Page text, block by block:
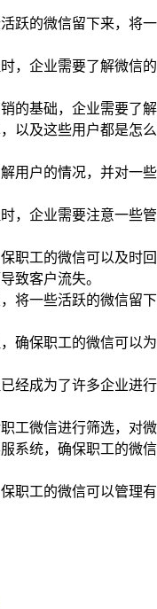
跃的微信留下来，将一
，企业需要了解微信的
的基础，企业需要了解
以及这些用户都是怎么
用户的情况，并对一些
，企业需要注意一些管
职工的微信可以及时回
致客户流失。
将一些活跃的微信留下
确保职工的微信可以为
经成为了许多企业进行
工微信进行筛选，对微
系统，确保职工的微信
职工的微信可以管理有